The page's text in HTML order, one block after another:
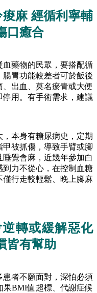
麻 經循利寧輔
口癒合
藥物的民眾，要搭配循
胃功能較差者可於飯後
出血、莫名瘀青或大便
用。有手術需求，建議
本身有糖尿病史，定期
被抓傷，導致手臂或腳
覺會麻，近幾年參加白
力不從心，在控制血糖
僅行走較輕鬆、晚上腳麻
轉或緩解惡化
皆有幫助
者不願面對，深怕必須
果BMI值超標、代謝症候